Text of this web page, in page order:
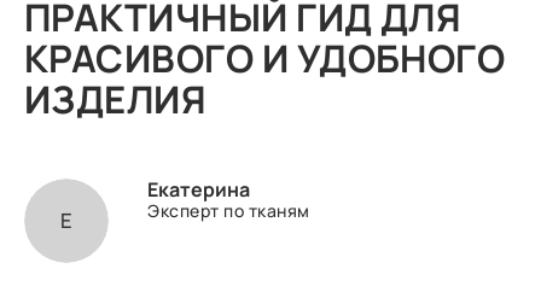
ПРАКТИЧНЫЙ ГИД ДЛЯ
КРАСИВОГО И УДОБНОГО
ИЗДЕЛИЯ
Е
Екатерина
Эксперт по тканям